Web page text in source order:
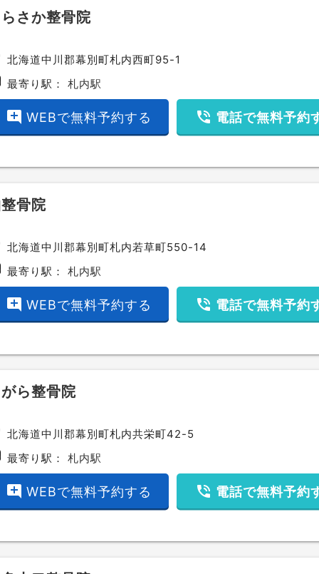
さか整骨院
北海道中川郡幕別町札内西町95-1
最寄り駅：札内駅
add_comment WEBで無料予約する phone_in_talk 電話で無料予約
骨院
北海道中川郡幕別町札内若草町550-14
最寄り駅：札内駅
add_comment WEBで無料予約する phone_in_talk 電話で無料予約
ら整骨院
北海道中川郡幕別町札内共栄町42-5
最寄り駅：札内駅
add_comment WEBで無料予約する phone_in_talk 電話で無料予約